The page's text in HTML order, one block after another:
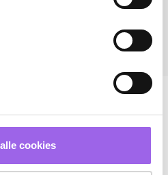
cookies